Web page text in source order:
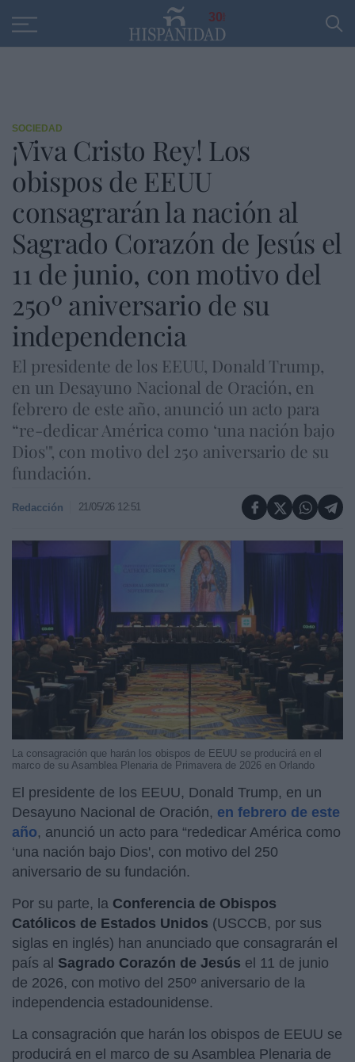
30
SOCIEDAD
¡Viva Cristo Rey! Los
obispos de EEUU
consagrarán la nación al
Sagrado Corazón de Jesús el
11 de junio, con motivo del
250º aniversario de su
independencia
El presidente de los EEUU, Donald Trump,
en un Desayuno Nacional de Oración, en
febrero de este año, anunció un acto para
“re-dedicar América como ‘una nación bajo
Dios'", con motivo del 250 aniversario de su
fundación.
Redacción 21/05/26 12:51
La consagración que harán los obispos de EEUU se producirá en el
marco de su Asamblea Plenaria de Primavera de 2026 en Orlando
El presidente de los EEUU, Donald Trump, en un
Desayuno Nacional de Oración, en febrero de este
año, anunció un acto para “rededicar América como
‘una nación bajo Dios', con motivo del 250
aniversario de su fundación.
Por su parte, la Conferencia de Obispos
Católicos de Estados Unidos (USCCB, por sus
siglas en inglés) han anunciado que consagrarán el
país al Sagrado Corazón de Jesús el 11 de junio
de 2026, con motivo del 250º aniversario de la
independencia estadounidense.
La consagración que harán los obispos de EEUU se
producirá en el marco de su Asamblea Plenaria de